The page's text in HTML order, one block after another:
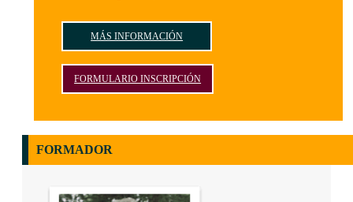
MÁS INFORMACIÓN
FORMULARIO INSCRIPCIÓN
FORMADOR